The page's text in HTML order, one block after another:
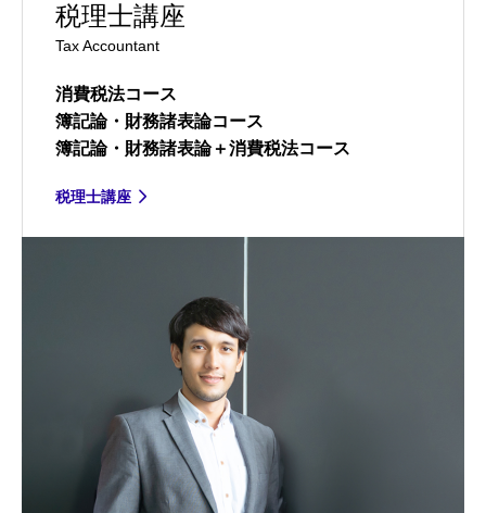
税理士講座
Tax Accountant
消費税法コース
簿記論・財務諸表論コース
簿記論・財務諸表論＋消費税法コース
税理士講座